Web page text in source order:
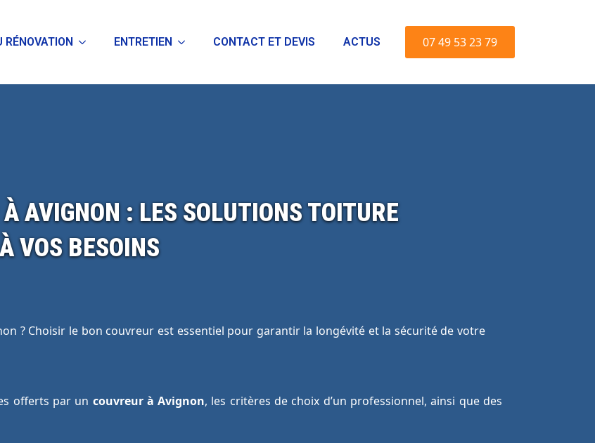
RÉNOVATION ENTRETIEN CONTACT ET DEVIS ACTUS 07 49 53 23 79
AVIGNON : LES SOLUTIONS TOITURE
VOS BESOINS
? Choisir le bon couvreur est essentiel pour garantir la longévité et la sécurité de votre
offerts par un couvreur à Avignon, les critères de choix d’un professionnel, ainsi que des